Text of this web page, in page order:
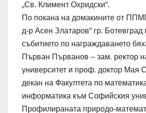
„Св. Климент Охридски“.
По покана на домакините от
д-р Асен Златаров“ гр. Ботевград
събитието по награждаването
Първан Първанов – зам. ректор
университет и проф. доктор Мая
декан на Факултета по
информатика към Софийския
Профилираната природо-